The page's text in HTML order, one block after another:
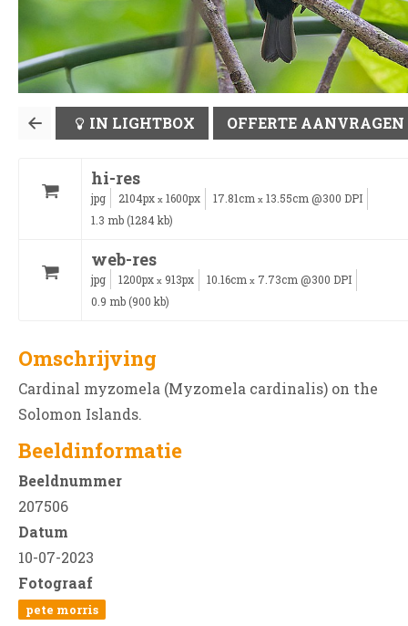
IN LIGHTBOX OFFERTE AANVRAGEN
hi-res
jpg 2104px x 1600px 17.81cm x 13.55cm @300 DPI
1.3 mb (1284 kb)
web-res
jpg 1200px x 913px 10.16cm x 7.73cm @300 DPI
0.9 mb (900 kb)
Omschrijving
Cardinal myzomela (Myzomela cardinalis) on the
Solomon Islands.
Beeldinformatie
Beeldnummer
207506
Datum
10-07-2023
Fotograaf
pete morris